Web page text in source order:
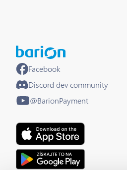
Facebook
Discord dev community
@BarionPayment